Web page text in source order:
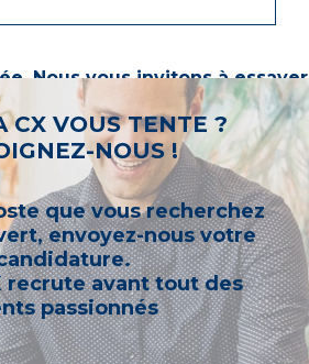
Nous vous invitons à essayer
à sélectionner un « métier ».
CX VOUS TENTE ?
NOUS !
que vous recherchez
envoyez-nous votre
recrute avant tout des
passionnés